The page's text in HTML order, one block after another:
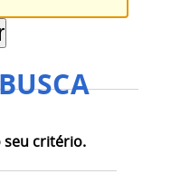
critério.